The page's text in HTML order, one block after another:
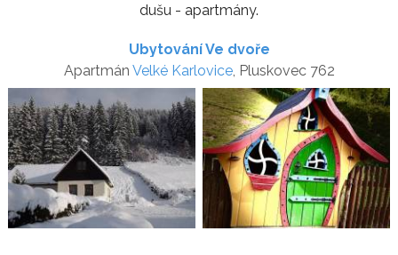
dušu - apartmány.
Ubytování Ve dvoře
Apartmán Velké Karlovice, Pluskovec 762